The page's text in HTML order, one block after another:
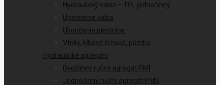
Hydraulický valec – TPL jednočinný
Upevnenie valca
Ukončenie piestnice
Vtoky, kĺbové ložiská, púzdra
Hydraulické agregáty
Dvojčinný ručný agregát PMI
Jednočinný ručný agregát PMS